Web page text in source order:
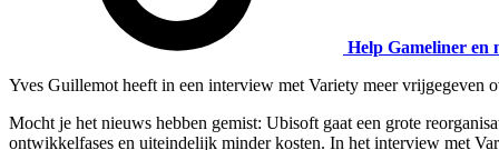
Help Gameliner en
Yves Guillemot heeft in een interview met Variety meer vrijgegeven
Mocht je het nieuws hebben gemist: Ubisoft gaat een grote
ontwikkelfases en uiteindelijk minder kosten. In het interview met